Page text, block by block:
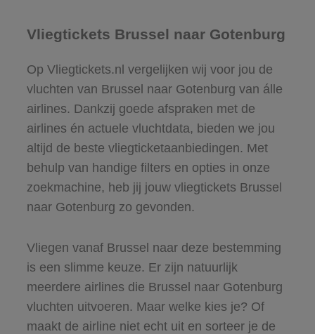
Vliegtickets Brussel naar Gotenburg
Op Vliegtickets.nl vergelijken wij voor jou de
vluchten van Brussel naar Gotenburg van álle
airlines. Dankzij goede afspraken met de
airlines én actuele vluchtdata, bieden we jou
altijd de beste vliegticketaanbiedingen. Met
behulp van handige filters en opties in onze
zoekmachine, heb jij jouw vliegtickets Brussel
naar Gotenburg zo gevonden.
Vliegen vanaf Brussel naar deze bestemming
is een slimme keuze. Er zijn natuurlijk
meerdere airlines die Brussel naar Gotenburg
vluchten uitvoeren. Maar welke kies je? Of
maakt de airline niet echt uit en sorteer je de